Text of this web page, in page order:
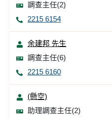
調查主任(2)
2215 6154
余建邦 先生
調查主任(6)
2215 6160
(懸空)
助理調查主任(2)